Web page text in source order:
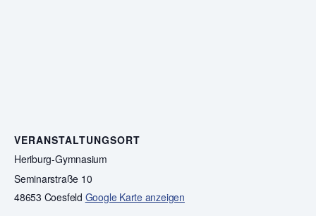
VERANSTALTUNGSORT
Heriburg-Gymnasium
Seminarstraße 10
48653 Coesfeld Google Karte anzeigen